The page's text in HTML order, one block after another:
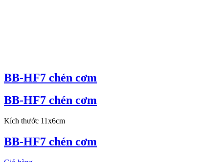
BB-HF7 chén cơm
BB-HF7 chén cơm
Kích thước 11x6cm
BB-HF7 chén cơm